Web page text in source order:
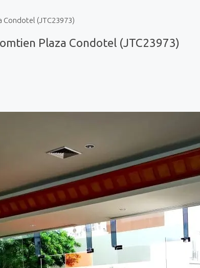
Condotel (JTC23973)
Plaza Condotel (JTC23973)